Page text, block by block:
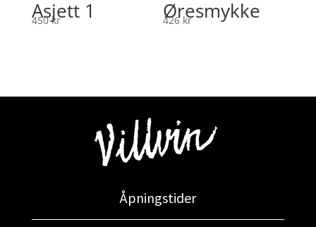
Asjett 1
450kr Øresmykke
426 kr
Åpningstider